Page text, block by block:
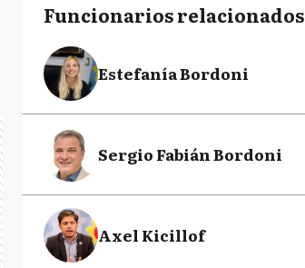
Funcionarios relacionados
Estefanía Bordoni
Sergio Fabián Bordoni
Axel Kicillof